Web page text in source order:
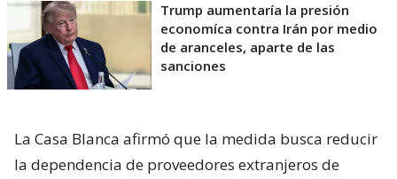
Trump aumentaría la presión
economíca contra Irán por medio
de aranceles, aparte de las
sanciones
La Casa Blanca afirmó que la medida busca reducir
la dependencia de proveedores extranjeros de